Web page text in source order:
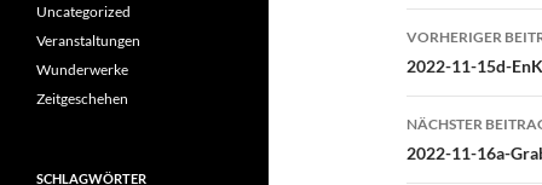
VORHERIGER
2022-11-15d-
NÄCHSTER
2022-11-16a-
Uncategorized
Veranstaltungen
Wunderwerke
Zeitgeschehen
SCHLAGWÖRTER